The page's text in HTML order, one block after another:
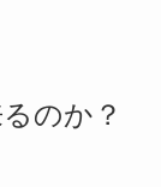
のか？